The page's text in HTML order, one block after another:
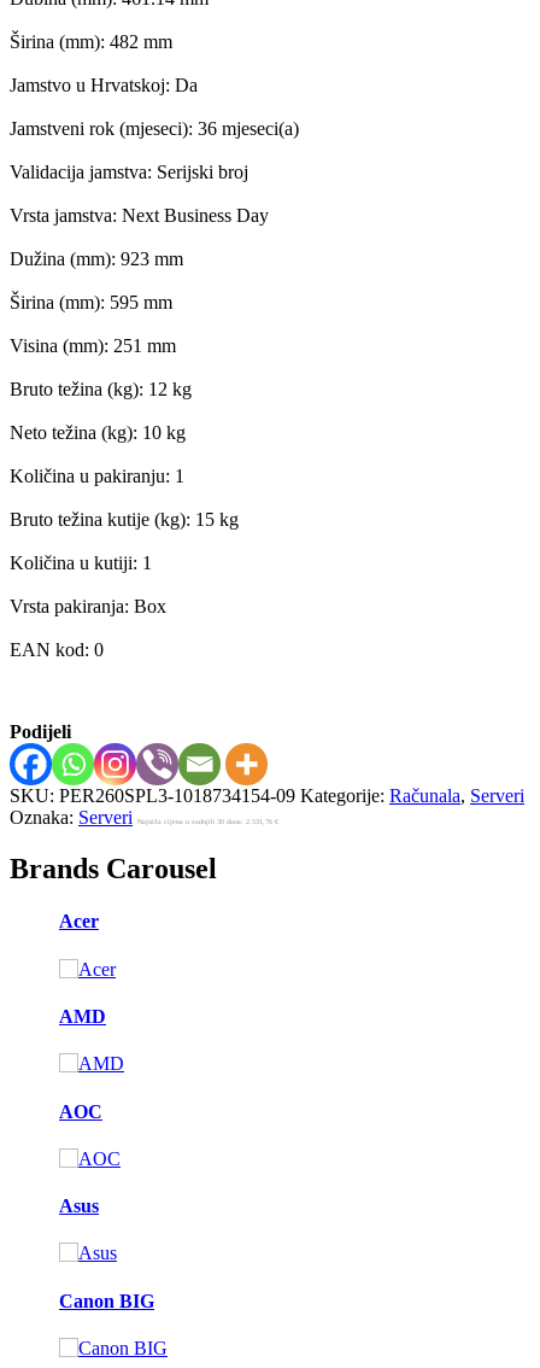
Širina (mm): 482 mm
Jamstvo u Hrvatskoj: Da
Jamstveni rok (mjeseci): 36 mjeseci(a)
Validacija jamstva: Serijski broj
Vrsta jamstva: Next Business Day
Dužina (mm): 923 mm
Širina (mm): 595 mm
Visina (mm): 251 mm
Bruto težina (kg): 12 kg
Neto težina (kg): 10 kg
Količina u pakiranju: 1
Bruto težina kutije (kg): 15 kg
Količina u kutiji: 1
Vrsta pakiranja: Box
EAN kod: 0
Podijeli
SKU: PER260SPL3-1018734154-09 Kategorije: Računala, Serveri
Oznaka: Serveri Najniža cijena u zadnjih 30 dana: 2.531,76 €
Brands Carousel
Acer
AMD
AOC
Asus
Canon BIG